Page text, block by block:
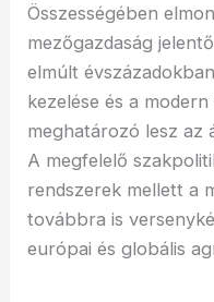
Összességében
mezőgazdaság
elmúlt
kezelése és a
meghatározó lesz az
A megfelelő
rendszerek mellett a
továbbra is
európai és globális